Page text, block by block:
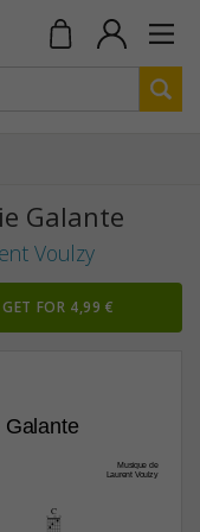
Galante
Voulzy
GET FOR 4,99 €
Galante
Musique de
Laurent Voulzy
C